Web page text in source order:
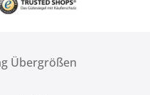
Übergrößen